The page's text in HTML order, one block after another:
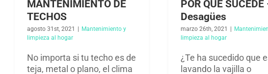
MANTENIMIENTO DE
TECHOS
agosto 31st, 2021
Mantenimiento y
limpieza al hogar​
No importa si tu techo es de
teja, metal o plano, el clima
POR QUÉ SUCEDE
Desagües
marzo 26th, 2021
limpieza al hogar​
¿Te ha sucedido que
lavando la vajilla o